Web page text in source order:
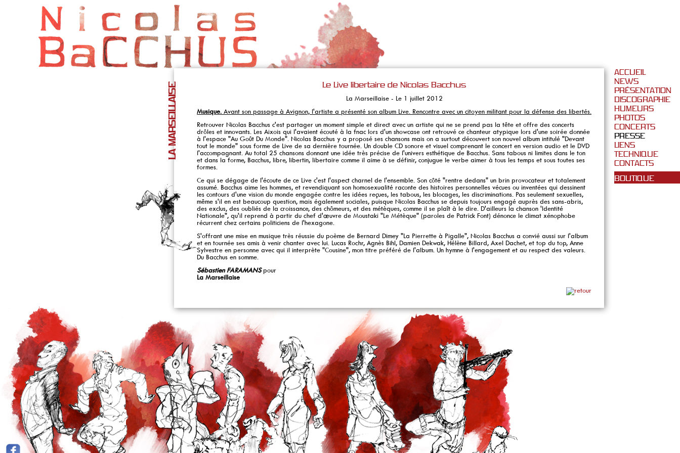
ACCUEIL
NEWS
PRÉSENTATION
DISCOGRAPHIE
HUMEURS
PHOTOS
CONCERTS
PRESSE
LIENS
TECHNIQUE
CONTACTS
BOUTIQUE
LA MARSEILLAISE Le Live libertaire de Nicolas Bacchus
La Marseillaise - Le 1 juillet 2012
Musique. Avant son passage à Avignon, l'artiste a présenté son album Live. Rencontre avec un citoyen militant pour la défense des libertés.
Retrouver Nicolas Bacchus c'est partager un moment simple et direct avec un artiste qui ne se prend pas la tête et offre des concerts
drôles et innovants. Les Aixois qui l'avaient écouté à la fnac lors d'un showcase ont retrouvé ce chanteur atypique lors d'une soirée donnée
à l'espace "Au Goût Du Monde". Nicolas Bacchus y a proposé ses chansons mais on a surtout découvert son nouvel album intitulé "Devant
tout le monde" sous forme de Live de sa dernière tournée. Un double CD sonore et visuel comprenant le concert en version audio et le DVD
l'accompagnant. Au total 25 chansons donnant une idée très précise de l'univers esthétique de Bacchus. Sans tabous ni limites dans le ton
et dans la forme, Bacchus, libre, libertin, libertaire comme il aime à se définir, conjugue le verbe aimer à tous les temps et sous toutes ses
formes.
Ce qui se dégage de l'écoute de ce Live c'est l'aspect charnel de l'ensemble. Son côté "rentre dedans" un brin provocateur et totalement
assumé. Bacchus aime les hommes, et revendiquant son homosexualité raconte des histoires personnelles vécues ou inventées qui dessinent
les contours d'une vision du monde engagée contre les idées reçues, les tabous, les blocages, les discriminations. Pas seulement sexuelles,
même s'il en est beaucoup question, mais également sociales, puisque Nicolas Bacchus se depuis toujours engagé auprès des sans-abris,
des exclus, des oubliés de la croissance, des chômeurs, et des métèques, comme il se plaît à le dire. D'ailleurs la chanson 'Identité
Nationale", qu'il reprend à partir du chef d'œuvre de Moustaki "Le Métèque" (paroles de Patrick Font) dénonce le climat xénophobe
récurrent chez certains politiciens de l'hexagone.
S'offrant une mise en musique très réussie du poème de Bernard Dimey "La Pierrette à Pigalle", Nicolas Bacchus a convié aussi sur l'album
et en tournée ses amis à venir chanter avec lui. Lucas Rochr, Agnès Bihl, Damien Dekwak, Hélène Billard, Axel Dachet, et top du top, Anne
Sylvestre en personne avec qui il interprète "Cousine", mon titre préféré de l'album. Un hymne à l'engagement et au respect des valeurs.
Du Bacchus en somme.
Sébastien FARAMANS pour
La Marseillaise